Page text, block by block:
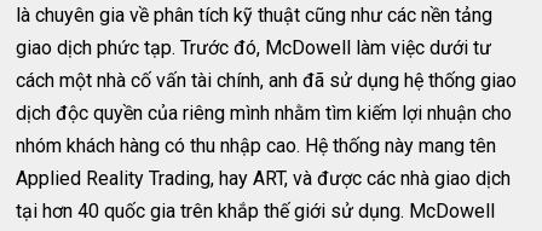
là chuyên gia về phân tích kỹ thuật cũng như các nền tảng
giao dịch phức tạp. Trước đó, McDowell làm việc dưới tư
cách một nhà cố vấn tài chính, anh đã sử dụng hệ thống giao
dịch độc quyền của riêng mình nhằm tìm kiếm lợi nhuận cho
nhóm khách hàng có thu nhập cao. Hệ thống này mang tên
Applied Reality Trading, hay ART, và được các nhà giao dịch
tại hơn 40 quốc gia trên khắp thế giới sử dụng. McDowell